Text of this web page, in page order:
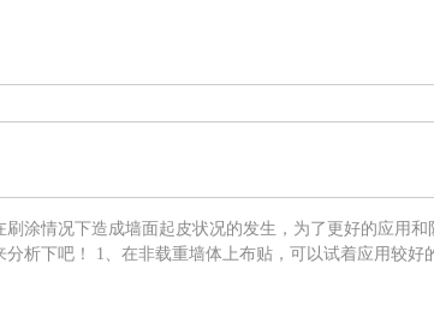
涂情况下造成墙面起皮状况的发生，为了更好的应用
或白胶，或格子面料，